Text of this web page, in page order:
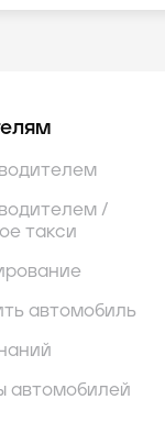
/
такси
автомобиль
автомобилей